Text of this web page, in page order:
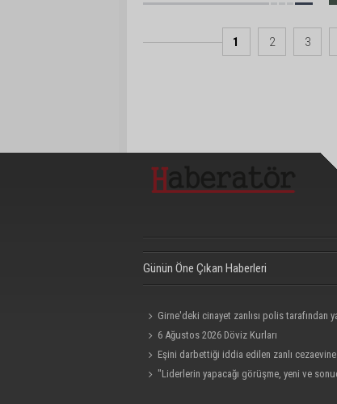
1 2 3
Günün Öne Çıkan Haberleri
Girne'deki cinayet zanlısı polis tarafından
6 Ağustos 2026 Döviz Kurları
Eşini darbettiği iddia edilen zanlı
"Liderlerin yapacağı görüşme, yeni ve